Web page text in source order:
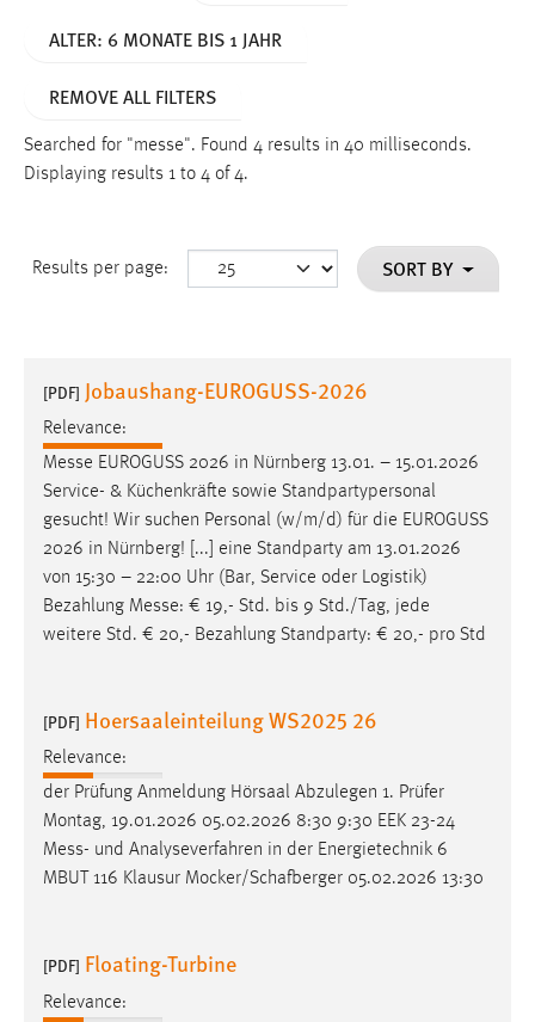
ALTER: 6 MONATE BIS 1 JAHR
REMOVE ALL FILTERS
Searched for "messe". Found 4 results in 40 milliseconds.
Displaying results 1 to 4 of 4.
Results per page: SORT BY
[PDF] Jobaushang-EUROGUSS-2026
Relevance:
Messe EUROGUSS 2026 in Nürnberg 13.01. – 15.01.2026
Service- & Küchenkräfte sowie Standpartypersonal
gesucht! Wir suchen Personal (w/m/d) für die EUROGUSS
2026 in Nürnberg! [...] eine Standparty am 13.01.2026
von 15:30 – 22:00 Uhr (Bar, Service oder Logistik)
Bezahlung Messe: € 19,- Std. bis 9 Std./Tag, jede
weitere Std. € 20,- Bezahlung Standparty: € 20,- pro Std
[PDF] Hoersaaleinteilung WS2025 26
Relevance:
der Prüfung Anmeldung Hörsaal Abzulegen 1. Prüfer
Montag, 19.01.2026 05.02.2026 8:30 9:30 EEK 23-24
Mess- und Analyseverfahren in der Energietechnik 6
MBUT 116 Klausur Mocker/Schafberger 05.02.2026 13:30
[PDF] Floating-Turbine
Relevance: